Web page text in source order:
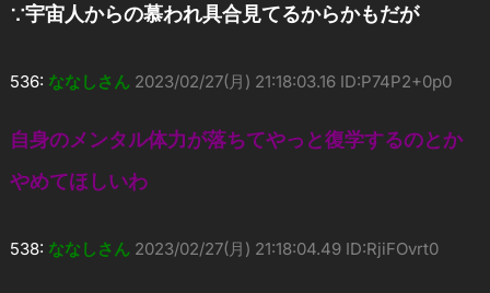
∵宇宙人からの慕われ具合見てるからかもだが
536: ななしさん 2023/02/27(月) 21:18:03.16 ID:P74P2+0p0
自身のメンタル体力が落ちてやっと復学するのとか
やめてほしいわ
538: ななしさん 2023/02/27(月) 21:18:04.49 ID:RjiFOvrt0